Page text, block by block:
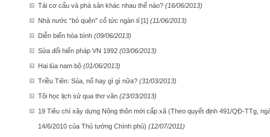
Tái cơ cấu và phá sản khác nhau thế nào? (16/06/2013)
Nhà nước “bỏ quên” cổ tức ngàn tỉ [1] (11/06/2013)
Diễn biến hòa bình (09/06/2013)
Sửa đổi hiến pháp VN 1992 (03/06/2013)
Hai lúa nam bộ (01/06/2013)
Triều Tiên: Sủa, nổ hay gì gì nữa? (31/03/2013)
Tôi học lịch sử qua thơ văn (23/03/2013)
19 Tiêu chí xây dựng Nông thôn mới cấp xã (Theo quyết định 491/QĐ-TTg,
14/6/2010 của Thủ tướng Chính phủ) (12/07/2011)